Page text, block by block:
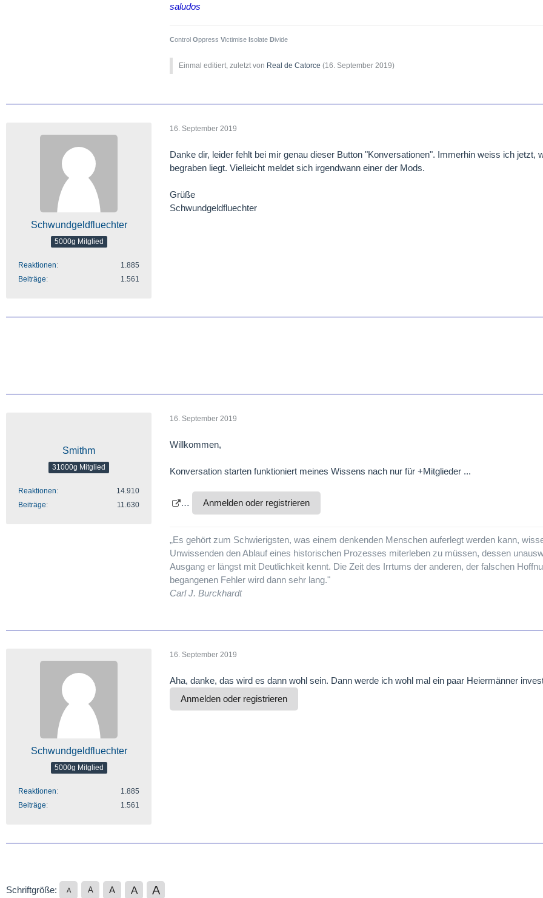
saludos
Control Oppress Victimise Isolate Divide
Einmal editiert, zuletzt von Real de Catorce (16. September 2019)
Schwundgeldfluechter
5000g Mitglied
Reaktionen
1.885
Beiträge
1.561
16. September 2019
Danke dir, leider fehlt bei mir genau dieser Button "Konversationen". Immerhin weiss ich jetzt,
begraben liegt. Vielleicht meldet sich irgendwann einer der Mods.
Grüße
Schwundgeldfluechter
Smithm
31000g Mitglied
Reaktionen
14.910
Beiträge
11.630
16. September 2019
Willkommen,
Konversation starten funktioniert meines Wissens nach nur für +Mitglieder ...
… Anmelden oder registrieren
„Es gehört zum Schwierigsten, was einem denkenden Menschen auferlegt werden kann,
Unwissenden den Ablauf eines historischen Prozesses miterleben zu müssen, dessen
Ausgang er längst mit Deutlichkeit kennt. Die Zeit des Irrtums der anderen, der falschen
begangenen Fehler wird dann sehr lang."
Carl J. Burckhardt
Schwundgeldfluechter
5000g Mitglied
Reaktionen
1.885
Beiträge
1.561
16. September 2019
Aha, danke, das wird es dann wohl sein. Dann werde ich wohl mal ein paar Heiermänner
Anmelden oder registrieren
Schriftgröße: A A A A A